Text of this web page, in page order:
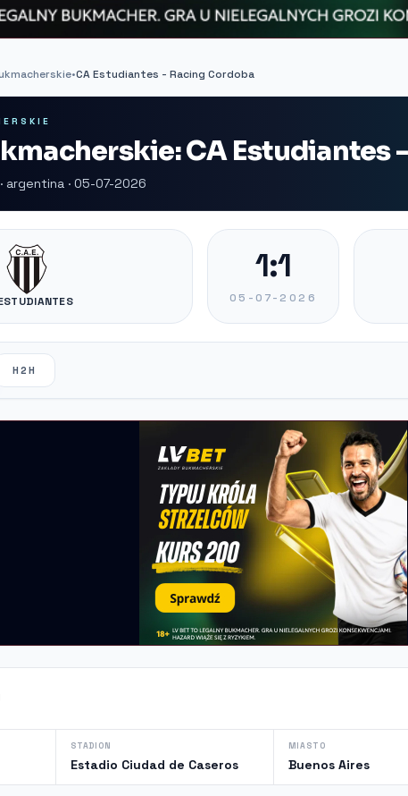
•CA Estudiantes - Racing Cordoba
CA Estudiantes
argentina · 05-07-2026
1:1
05-07-2026
H2H
STADION
Estadio Ciudad de Caseros
MIASTO
Buenos Aires